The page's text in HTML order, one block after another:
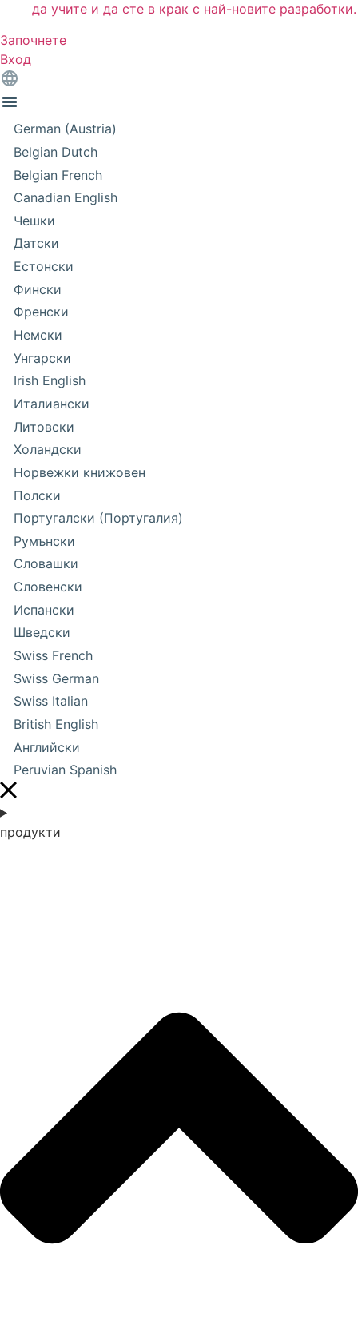
да учите и да сте в крак с най-новите разработки.
Започнете
Вход
German (Austria)
Belgian Dutch
Belgian French
Canadian English
Чешки
Датски
Естонски
Фински
Френски
Немски
Унгарски
Irish English
Италиански
Литовски
Холандски
Норвежки книжовен
Полски
Португалски (Португалия)
Румънски
Словашки
Словенски
Испански
Шведски
Swiss French
Swiss German
Swiss Italian
British English
Английски
Peruvian Spanish
продукти